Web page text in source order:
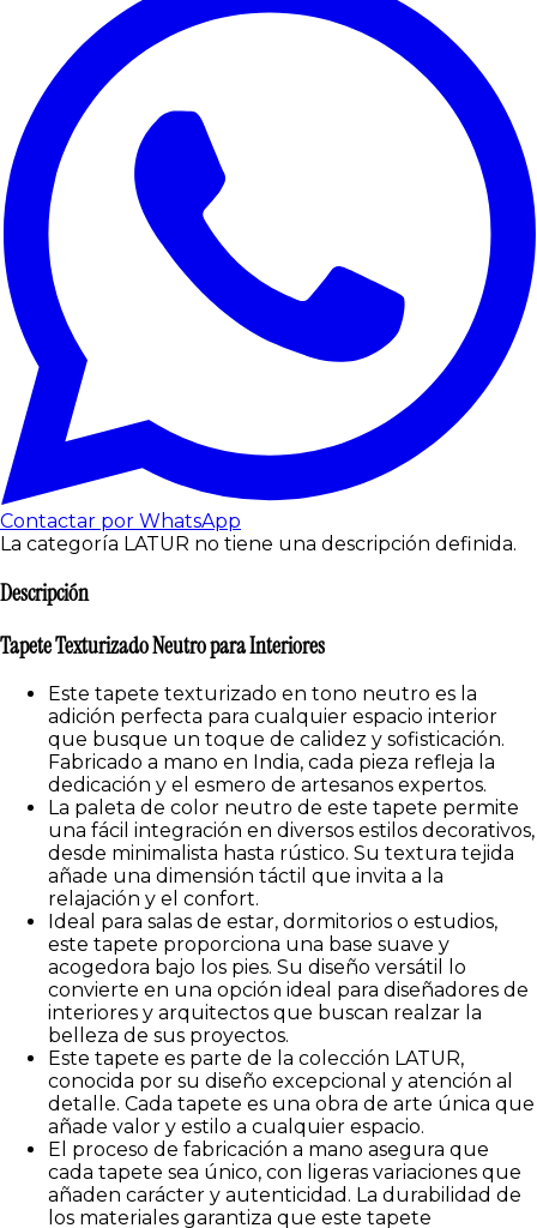
Contactar por WhatsApp
La categoría LATUR no tiene una descripción definida.
Descripción
Tapete Texturizado Neutro para Interiores
Este tapete texturizado en tono neutro es la
adición perfecta para cualquier espacio interior
que busque un toque de calidez y sofisticación.
Fabricado a mano en India, cada pieza refleja la
dedicación y el esmero de artesanos expertos.
La paleta de color neutro de este tapete permite
una fácil integración en diversos estilos decorativos,
desde minimalista hasta rústico. Su textura tejida
añade una dimensión táctil que invita a la
relajación y el confort.
Ideal para salas de estar, dormitorios o estudios,
este tapete proporciona una base suave y
acogedora bajo los pies. Su diseño versátil lo
convierte en una opción ideal para diseñadores de
interiores y arquitectos que buscan realzar la
belleza de sus proyectos.
Este tapete es parte de la colección LATUR,
conocida por su diseño excepcional y atención al
detalle. Cada tapete es una obra de arte única que
añade valor y estilo a cualquier espacio.
El proceso de fabricación a mano asegura que
cada tapete sea único, con ligeras variaciones que
añaden carácter y autenticidad. La durabilidad de
los materiales garantiza que este tapete